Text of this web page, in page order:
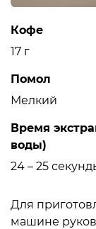
Кофе
17 г
Помол
Мелкий
Время
воды)
24 – 25
Для
машине